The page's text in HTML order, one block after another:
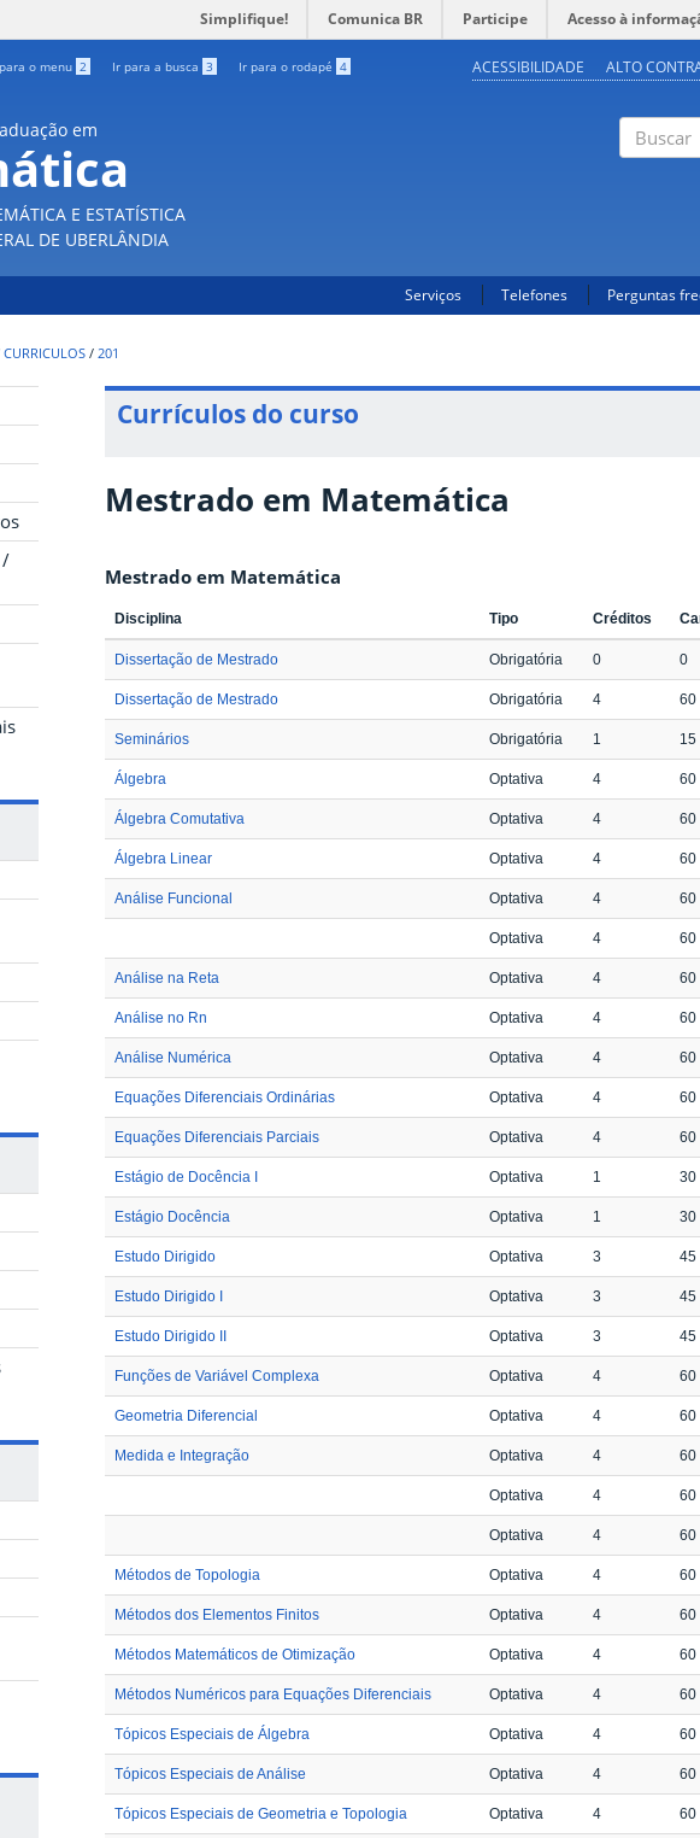
Simplifique! Comunica BR Participe Acesso à
o menu 2 Ir para a busca 3 Ir para o rodapé 4 ACESSIBILIDADE ALTO
em
E ESTATÍSTICA
DE UBERLÂNDIA
Serviços Telefones Perguntas
CURRICULOS / 201
/
Currículos do curso
Mestrado em Matemática
Mestrado em Matemática
Disciplina Tipo Créditos
Dissertação de Mestrado Obrigatória 0 0
Dissertação de Mestrado Obrigatória 4 60
Seminários Obrigatória 1 15
Álgebra Optativa 4 60
Álgebra Comutativa Optativa 4 60
Álgebra Linear Optativa 4 60
Análise Funcional Optativa 4 60
Optativa 4 60
Análise na Reta Optativa 4 60
Análise no Rn Optativa 4 60
Análise Numérica Optativa 4 60
Equações Diferenciais Ordinárias Optativa 4 60
Equações Diferenciais Parciais Optativa 4 60
Estágio de Docência I Optativa 1 30
Estágio Docência Optativa 1 30
Estudo Dirigido Optativa 3 45
Estudo Dirigido I Optativa 3 45
Estudo Dirigido II Optativa 3 45
Funções de Variável Complexa Optativa 4 60
Geometria Diferencial Optativa 4 60
Medida e Integração Optativa 4 60
Optativa 4 60
Optativa 4 60
Métodos de Topologia Optativa 4 60
Métodos dos Elementos Finitos Optativa 4 60
Métodos Matemáticos de Otimização Optativa 4 60
Métodos Numéricos para Equações Diferenciais Optativa 4 60
Tópicos Especiais de Álgebra Optativa 4 60
Tópicos Especiais de Análise Optativa 4 60
Tópicos Especiais de Geometria e Topologia Optativa 4 60